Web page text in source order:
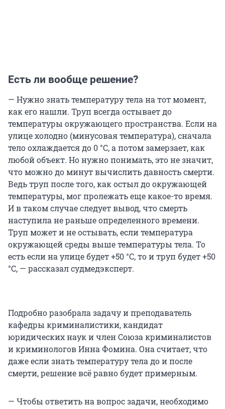
Есть ли вообще решение?
— Нужно знать температуру тела на тот момент,
как его нашли. Труп всегда остывает до
температуры окружающего пространства. Если на
улице холодно (минусовая температура), сначала
тело охлаждается до 0 °C, а потом замерзает, как
любой объект. Но нужно понимать, это не значит,
что можно до минут вычислить давность смерти.
Ведь труп после того, как остыл до окружающей
температуры, мог пролежать еще какое-то время.
И в таком случае следует вывод, что смерть
наступила не раньше определенного времени.
Труп может и не остывать, если температура
окружающей среды выше температуры тела. То
есть если на улице будет +50 °C, то и труп будет +50
°C, — рассказал судмедэксперт.
Подробно разобрала задачу и преподаватель
кафедры криминалистики, кандидат
юридических наук и член Союза криминалистов
и криминологов Инна Фомина. Она считает, что
даже если знать температуру тела до и после
смерти, решение всё равно будет примерным.
— Чтобы ответить на вопрос задачи, необходимо